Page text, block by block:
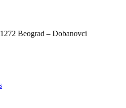
Beograd – Dobanovci